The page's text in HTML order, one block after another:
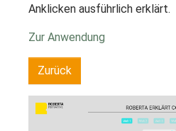
Anklicken ausführlich erklärt.
Zur Anwendung
Zurück